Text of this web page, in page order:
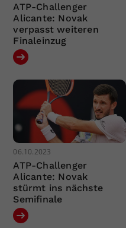
ATP-Challenger
Alicante: Novak
verpasst weiteren
Finaleinzug
06.10.2023
ATP-Challenger
Alicante: Novak
stürmt ins nächste
Semifinale